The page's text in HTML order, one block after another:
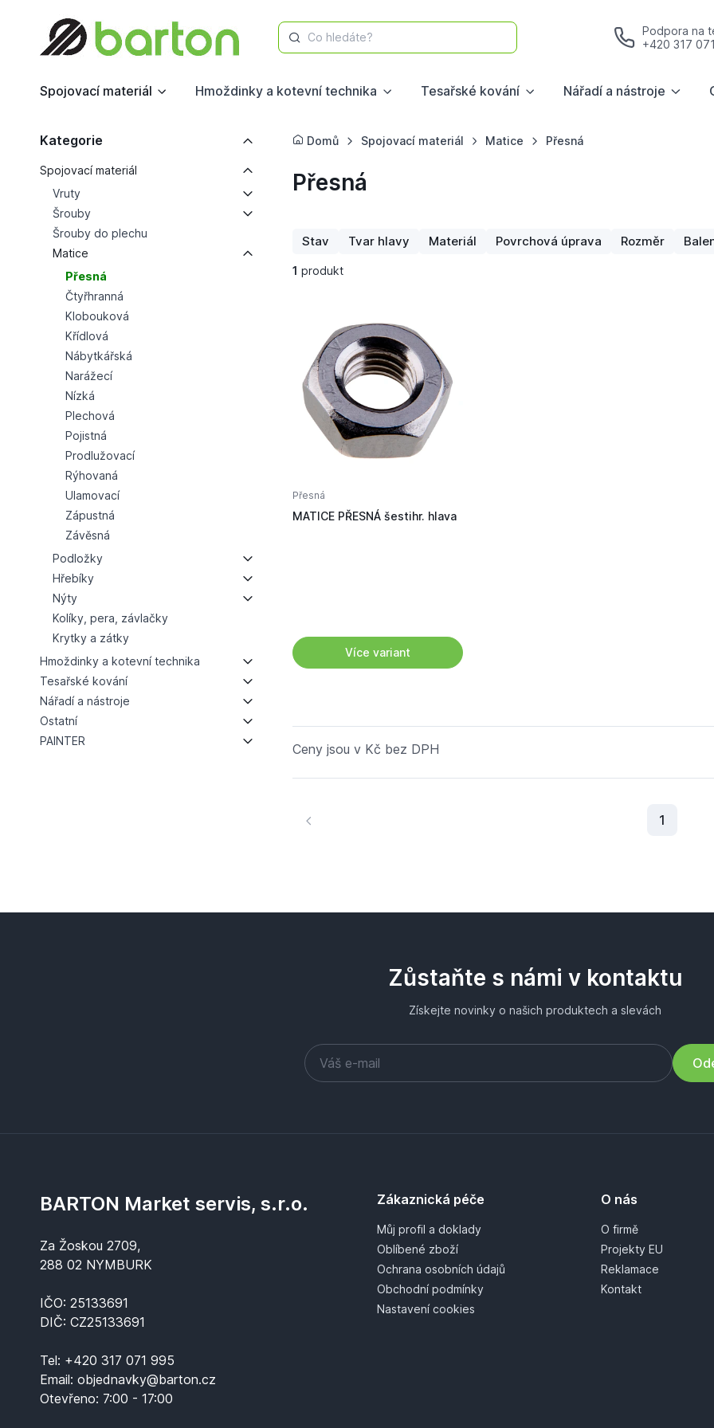
Co hledáte?
Podpora na
+420 317
Spojovací materiál Hmoždinky a kotevní technika Tesařské kování Nářadí a nástroje
Kategorie
Spojovací materiál
Vruty
Šrouby
Šrouby do plechu
Matice
Přesná
Čtyřhranná
Klobouková
Křídlová
Nábytkářská
Narážecí
Nízká
Plechová
Pojistná
Prodlužovací
Rýhovaná
Ulamovací
Zápustná
Závěsná
Podložky
Hřebíky
Nýty
Kolíky, pera, závlačky
Krytky a zátky
Hmoždinky a kotevní technika
Tesařské kování
Nářadí a nástroje
Ostatní
PAINTER
Domů Spojovací materiál Matice Přesná
Přesná
Stav Tvar hlavy Materiál Povrchová úprava Rozměr
1 produkt
Přesná
MATICE PŘESNÁ šestihr. hlava
Více variant
Ceny jsou v Kč bez DPH
1
Zůstaňte s námi v kontaktu
Získejte novinky o našich produktech a slevách
BARTON Market servis, s.r.o.
Za Žoskou 2709,
288 02 NYMBURK
IČO: 25133691
DIČ: CZ25133691
Tel: +420 317 071 995
Email: objednavky@barton.cz
Otevřeno: 7:00 - 17:00
Zákaznická péče
Můj profil a doklady
Oblíbené zboží
Ochrana osobních údajů
Obchodní podmínky
Nastavení cookies
O nás
O firmě
Projekty EU
Reklamace
Kontakt